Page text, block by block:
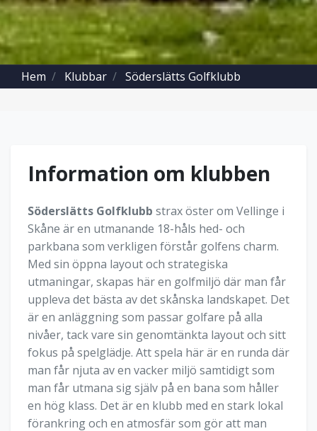
Hem Klubbar Söderslätts Golfklubb
Information om klubben
Söderslätts Golfklubb strax öster om Vellinge i
Skåne är en utmanande 18-håls hed- och
parkbana som verkligen förstår golfens charm.
Med sin öppna layout och strategiska
utmaningar, skapas här en golfmiljö där man får
uppleva det bästa av det skånska landskapet. Det
är en anläggning som passar golfare på alla
nivåer, tack vare sin genomtänkta layout och sitt
fokus på spelglädje. Att spela här är en runda där
man får njuta av en vacker miljö samtidigt som
man får utmana sig själv på en bana som håller
en hög klass. Det är en klubb med en stark lokal
förankring och en atmosfär som gör att man